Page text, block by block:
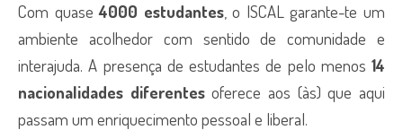
Com quase4000 estudantes, o ISCAL garante-te um
ambiente acolhedor com sentido de comunidade e
interajuda. A presença de estudantes de pelo menos 14
nacionalidades diferentesoferece aos (às) que aqui
passam um enriquecimento pessoal e liberal.